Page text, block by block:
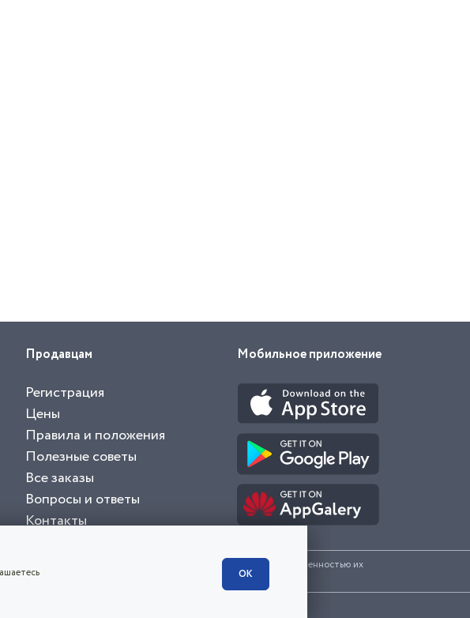
Продавцам
Регистрация
Цены
Правила и положения
Полезные советы
Все заказы
Вопросы и ответы
Контакты
Мобильное приложение
и торговые марки представленные на сайте являются собственностью их
ОК